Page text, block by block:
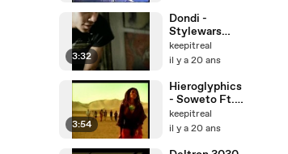
3:32
Dondi -
Stylewars
outtakes
keepitreal
il y a 20 ans
3:54
Hieroglyphics
- Soweto Ft.
Goapele
keepitreal
il y a 20 ans